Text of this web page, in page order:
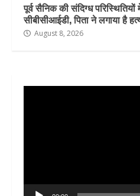
पूर्व सैनिक की संदिग्ध
सीबीसीआईडी, पिता ने लगाया है
August 8, 2026